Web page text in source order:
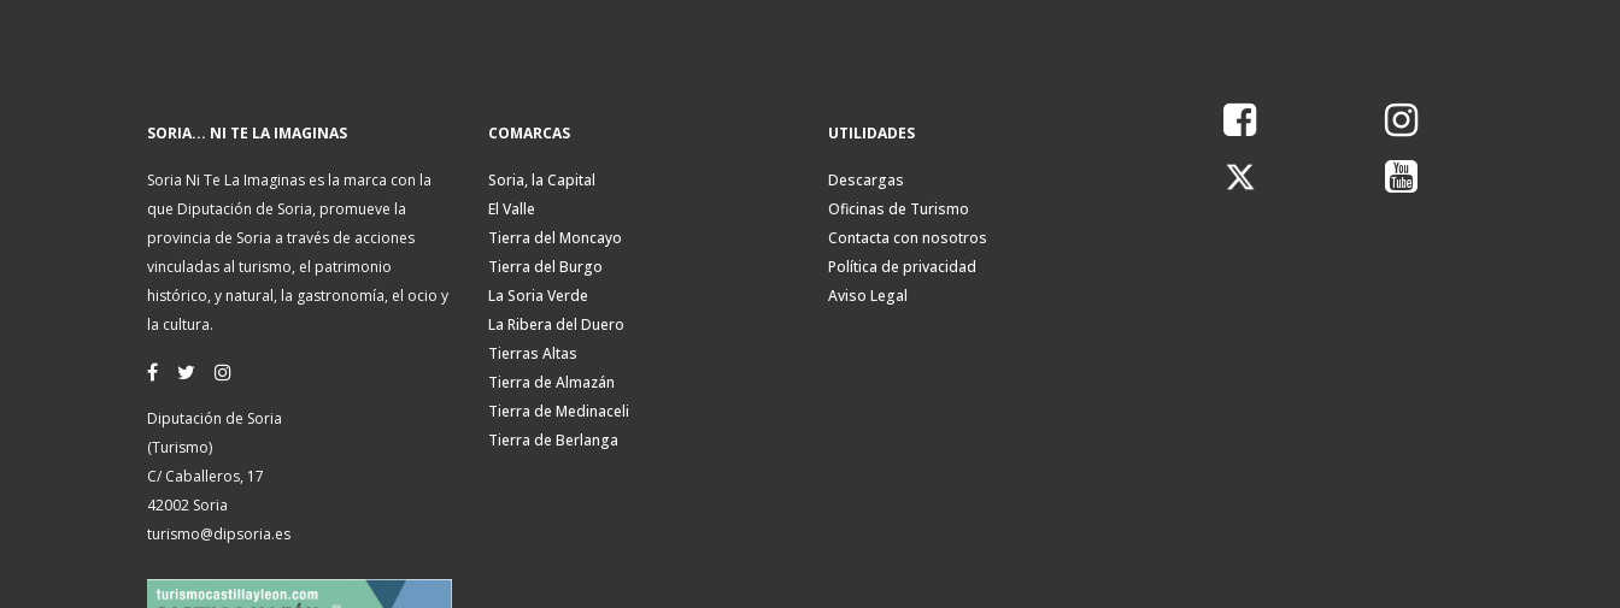
SORIA... NI TE LA IMAGINAS
Soria Ni Te La Imaginas es la marca con la
que Diputación de Soria, promueve la
provincia de Soria a través de acciones
vinculadas al turismo, el patrimonio
histórico, y natural, la gastronomía, el ocio y
la cultura.
Diputación de Soria
(Turismo)
C/ Caballeros, 17
42002 Soria
turismo@dipsoria.es
COMARCAS
Soria, la Capital
El Valle
Tierra del Moncayo
Tierra del Burgo
La Soria Verde
La Ribera del Duero
Tierras Altas
Tierra de Almazán
Tierra de Medinaceli
Tierra de Berlanga
UTILIDADES
Descargas
Oficinas de Turismo
Contacta con nosotros
Política de privacidad
Aviso Legal